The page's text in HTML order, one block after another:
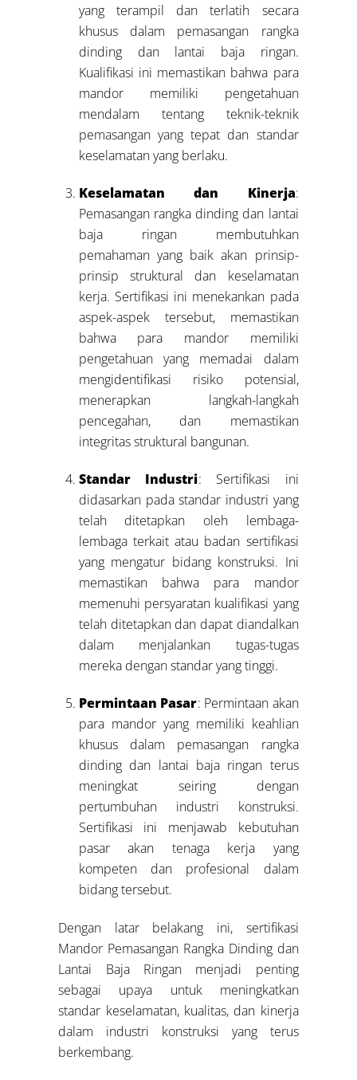
yang terampil dan terlatih secara
khusus dalam pemasangan rangka
dinding dan lantai baja ringan.
Kualifikasi ini memastikan bahwa para
mandor memiliki pengetahuan
mendalam tentang teknik-teknik
pemasangan yang tepat dan standar
keselamatan yang berlaku.
Keselamatan dan Kinerja:
Pemasangan rangka dinding dan lantai
baja ringan membutuhkan
pemahaman yang baik akan prinsip-
prinsip struktural dan keselamatan
kerja. Sertifikasi ini menekankan pada
aspek-aspek tersebut, memastikan
bahwa para mandor memiliki
pengetahuan yang memadai dalam
mengidentifikasi risiko potensial,
menerapkan langkah-langkah
pencegahan, dan memastikan
integritas struktural bangunan.
Standar Industri: Sertifikasi ini
didasarkan pada standar industri yang
telah ditetapkan oleh lembaga-
lembaga terkait atau badan sertifikasi
yang mengatur bidang konstruksi. Ini
memastikan bahwa para mandor
memenuhi persyaratan kualifikasi yang
telah ditetapkan dan dapat diandalkan
dalam menjalankan tugas-tugas
mereka dengan standar yang tinggi.
Permintaan Pasar: Permintaan akan
para mandor yang memiliki keahlian
khusus dalam pemasangan rangka
dinding dan lantai baja ringan terus
meningkat seiring dengan
pertumbuhan industri konstruksi.
Sertifikasi ini menjawab kebutuhan
pasar akan tenaga kerja yang
kompeten dan profesional dalam
bidang tersebut.
Dengan latar belakang ini, sertifikasi
Mandor Pemasangan Rangka Dinding dan
Lantai Baja Ringan menjadi penting
sebagai upaya untuk meningkatkan
standar keselamatan, kualitas, dan kinerja
dalam industri konstruksi yang terus
berkembang.